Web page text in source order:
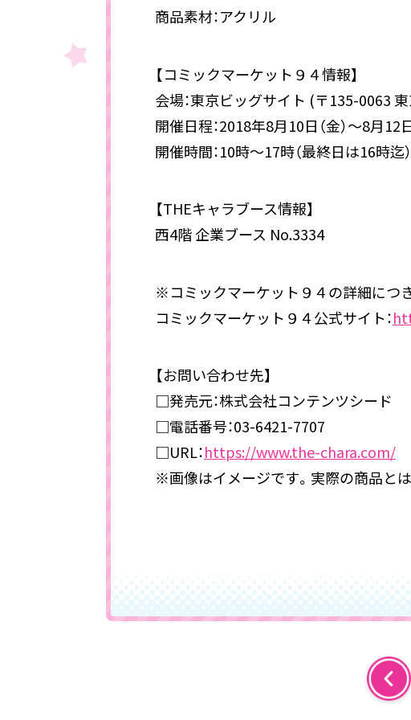
商品素材：アクリル
【コミックマーケット９４情報】
会場：東京ビッグサイト (〒135-0063
開催日程：2018年8月10日（金）～8月12日
開催時間：10時～17時（最終日は16時迄）
【THEキャラブース情報】
西4階 企業ブース No.3334
※コミックマーケット９４の詳細につ
コミックマーケット９４公式サイト：
【お問い合わせ先】
□発売元：株式会社コンテンツシード
□電話番号：03-6421-7707
□URL：https://www.the-chara.com/
※画像はイメージです。実際の商品と